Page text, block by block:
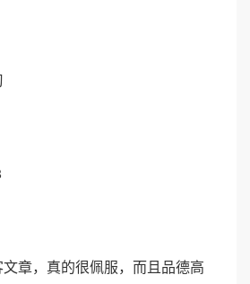
，真的很佩服，而且品德高